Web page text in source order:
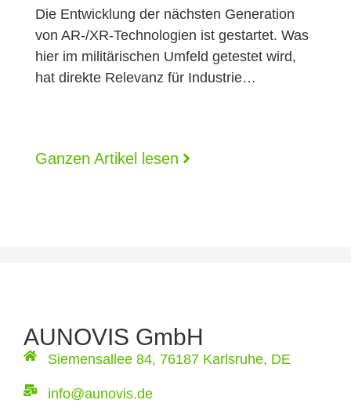
Die Entwicklung der nächsten Generation
von AR-/XR-Technologien ist gestartet. Was
hier im militärischen Umfeld getestet wird,
hat direkte Relevanz für Industrie…
Ganzen Artikel lesen
AUNOVIS GmbH
Siemensallee 84, 76187 Karlsruhe, DE
info@aunovis.de